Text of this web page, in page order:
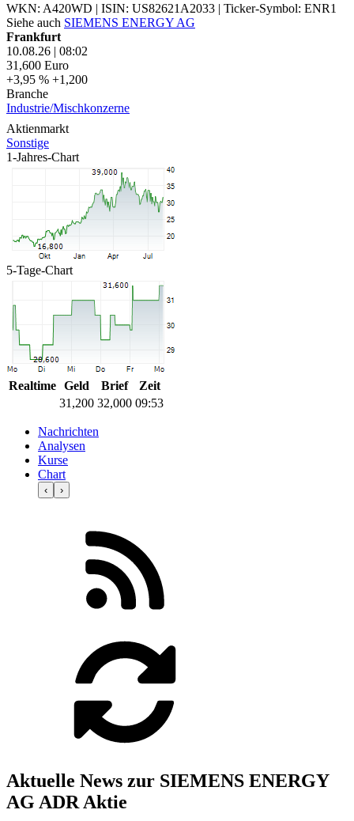
WKN: A420WD | ISIN: US82621A2033 | Ticker-Symbol: ENR1
Siehe auch SIEMENS ENERGY AG
Frankfurt
10.08.26 | 08:02
31,600 Euro
+3,95 % +1,200
Branche
Industrie/Mischkonzerne
Aktienmarkt
Sonstige
1-Jahres-Chart
5-Tage-Chart
Realtime Geld Brief
Zeit
31,200 32,000 09:53
Nachrichten
Analysen
Kurse
Chart
‹ ›
Aktuelle News zur SIEMENS ENERGY
AG ADR Aktie